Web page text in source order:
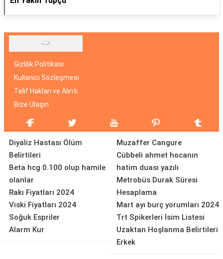
Gizlilik Politikası
Kullanıcı Sözleşmesi
Telif Hakları ve Alıntı
Bize Ulaşın
Diyaliz Hastası Ölüm
Belirtileri
Beta hcg 0.100 olup hamile
olanlar
Rakı Fiyatları 2024
Viski Fiyatları 2024
Soğuk Espriler
Alarm Kur
Muzaffer Cangure
Cübbeli ahmet hocanın
hatim duası yazılı
Metrobüs Durak Süresi
Hesaplama
Mart ayı burç yorumları 2024
Trt Spikerleri İsim Listesi
Uzaktan Hoşlanma Belirtileri
Erkek